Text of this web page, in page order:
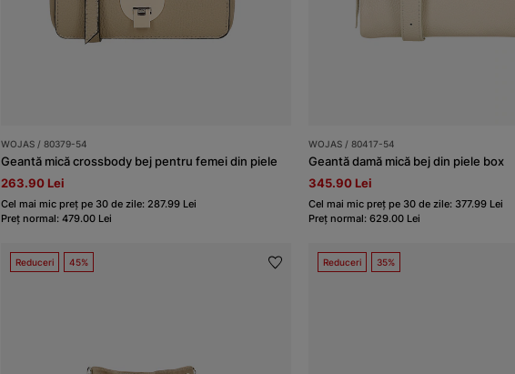
WOJAS / 80379-54
Geantă mică crossbody bej pentru femei din piele
263.90 Lei
Cel mai mic preț pe 30 de zile: 287.99 Lei
Preț normal: 479.00 Lei
WOJAS / 80417-54
Geantă damă mică bej din piele box
345.90 Lei
Cel mai mic preț pe 30 de zile: 377.99 Lei
Preț normal: 629.00 Lei
Reduceri 45% Reduceri 35%